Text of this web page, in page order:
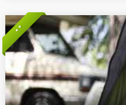
* *